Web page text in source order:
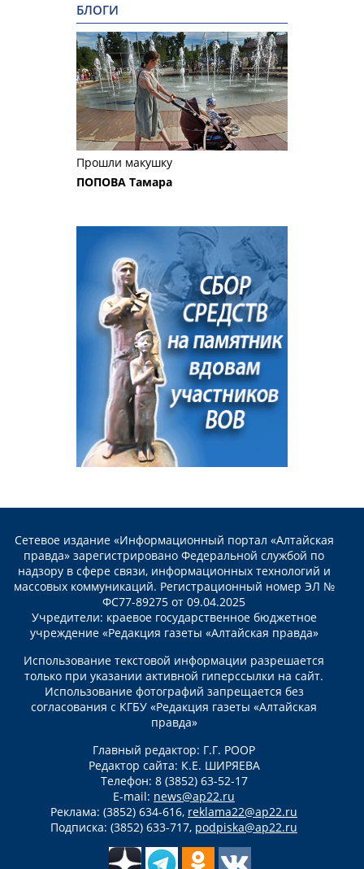
БЛОГИ
Прошли макушку
ПОПОВА Тамара
Сетевое издание «Информационный портал «Алтайская
правда» зарегистрировано Федеральной службой по
надзору в сфере связи, информационных технологий и
массовых коммуникаций. Регистрационный номер ЭЛ №
ФС77-89275 от 09.04.2025
Учредители: краевое государственное бюджетное
учреждение «Редакция газеты «Алтайская правда»
Использование текстовой информации разрешается
только при указании активной гиперссылки на сайт.
Использование фотографий запрещается без
согласования с КГБУ «Редакция газеты «Алтайская
правда»
Главный редактор: Г.Г. РООР
Редактор сайта: К.Е. ШИРЯЕВА
Телефон: 8 (3852) 63-52-17
E-mail: news@ap22.ru
Реклама: (3852) 634-616, reklama22@ap22.ru
Подписка: (3852) 633-717, podpiska@ap22.ru